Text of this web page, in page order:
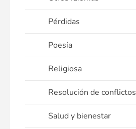
Pérdidas
Poesía
Religiosa
Resolución de conflictos
Salud y bienestar